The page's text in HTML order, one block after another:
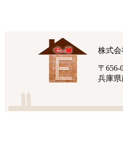
株式会
〒656-
兵庫県